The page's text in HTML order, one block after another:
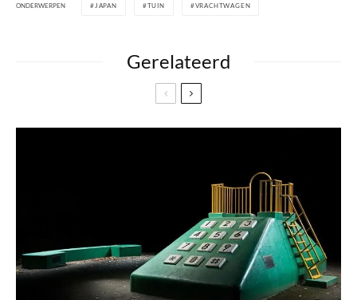
ONDERWERPEN JAPAN TUIN VRACHTWAGEN
Gerelateerd